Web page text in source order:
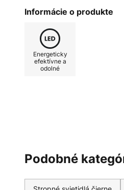
Informácie o produkte
Energeticky
efektívne a
odolné
Podobné